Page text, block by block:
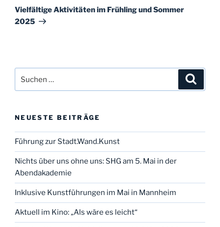
Beitrag
Vielfältige Aktivitäten im Frühling und Sommer
2025
nach:
NEUESTE BEITRÄGE
Führung zur Stadt.Wand.Kunst
Nichts über uns ohne uns: SHG am 5. Mai in der
Abendakademie
Inklusive Kunstführungen im Mai in Mannheim
Aktuell im Kino: „Als wäre es leicht“